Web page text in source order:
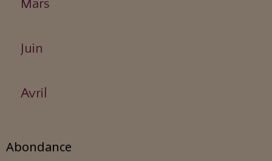
Mars
Juin
Avril
Abondance